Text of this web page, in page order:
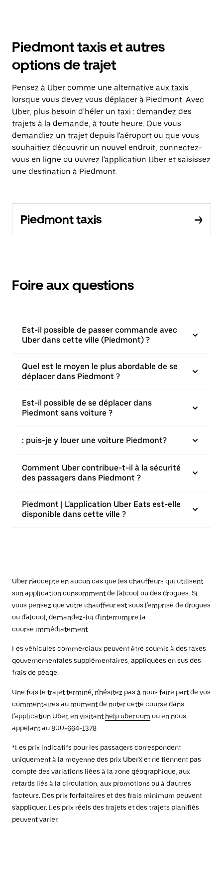
Piedmont taxis et autres
options de trajet
Pensez à Uber comme une alternative aux taxis
lorsque vous devez vous déplacer à Piedmont. Avec
Uber, plus besoin d'héler un taxi : demandez des
trajets à la demande, à toute heure. Que vous
demandiez un trajet depuis l'aéroport ou que vous
souhaitiez découvrir un nouvel endroit, connectez-
vous en ligne ou ouvrez l'application Uber et saisissez
une destination à Piedmont.
Piedmont taxis
Foire aux questions
Est-il possible de passer commande avec
Uber dans cette ville (Piedmont) ?
Quel est le moyen le plus abordable de se
déplacer dans Piedmont ?
Est-il possible de se déplacer dans
Piedmont sans voiture ?
: puis-je y louer une voiture Piedmont?
Comment Uber contribue-t-il à la sécurité
des passagers dans Piedmont ?
Piedmont | L'application Uber Eats est-elle
disponible dans cette ville ?
Uber n'accepte en aucun cas que les chauffeurs qui utilisent
son application consomment de l'alcool ou des drogues. Si
vous pensez que votre chauffeur est sous l'emprise de drogues
ou d'alcool, demandez-lui d'interrompre la
course immédiatement.
Les véhicules commerciaux peuvent être soumis à des taxes
gouvernementales supplémentaires, appliquées en sus des
frais de péage.
Une fois le trajet terminé, n'hésitez pas à nous faire part de vos
commentaires au moment de noter cette course dans
l'application Uber, en visitant help.uber.com ou en nous
appelant au 800-664-1378.
*Les prix indicatifs pour les passagers correspondent
uniquement à la moyenne des prix UberX et ne tiennent pas
compte des variations liées à la zone géographique, aux
retards liés à la circulation, aux promotions ou à d'autres
facteurs. Des prix forfaitaires et des frais minimum peuvent
s'appliquer. Les prix réels des trajets et des trajets planifiés
peuvent varier.